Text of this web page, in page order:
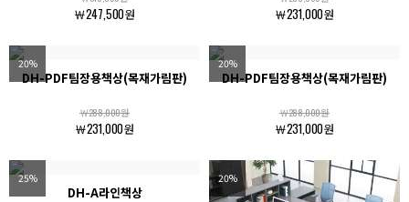
￦247,500원 ￦231,000원
20%
DH-PDF팀장용책상(목재가림판)
￦288,000원
￦231,000원
20%
DH-PDF팀장용책상(목재가림판)
￦288,000원
￦231,000원
25%
DH-A라인책상
20%